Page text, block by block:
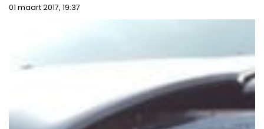
01 maart 2017, 19:37